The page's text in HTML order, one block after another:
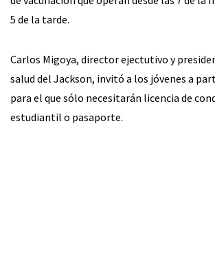
5 de la tarde.
Carlos Migoya, director ejectutivo y
salud del Jackson, invitó a los jóvenes a
para el que sólo necesitarán licencia de
estudiantil o pasaporte.